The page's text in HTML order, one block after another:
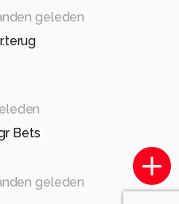
geleden
Bets
geleden